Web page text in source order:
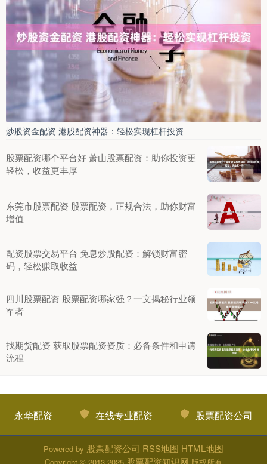
炒股资金配资 港股配资神器：轻松实现杠杆投资
股票配资哪个平台好 萧山股票配资：助你投资更
轻松，收益更丰厚
东莞市股票配资 股票配资，正规合法，助你财富
增值
配资股票交易平台 免息炒股配资：解锁财富密
码，轻松赚取收益
四川股票配资 股票配资哪家强？一文揭秘行业领
军者
找期货配资 获取股票配资资质：必备条件和申请
流程
永华配资 在线专业配资 股票配资公司
Powered by 股票配资公司 RSS地图 HTML地图
Copyright © 2013-2025 股票配资知识网 版权所有